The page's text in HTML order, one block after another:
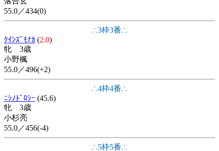
55.0／434(0)
∴3枠3番∴
ｸｲﾝｽﾞﾓﾅｶ (2.0)
牝 3歳
小野楓
55.0／496(+2)
∴4枠4番∴
ﾆｼﾉﾄﾞﾛｼｰ (45.6)
牝 3歳
小杉亮
55.0／456(-4)
∴5枠5番∴